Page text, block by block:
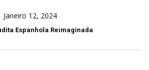
Janeiro 12, 2024
Espanhola Reimaginada